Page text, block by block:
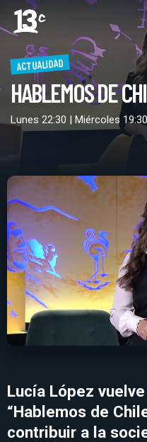
ACTUALIDAD
HABLEMOS DE
Lunes 22:30 | Miércoles
Lucía López
“Hablemos de
contribuir a la